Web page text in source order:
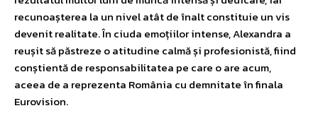
recunoașterea la un nivel atât de înalt constituie un vis
devenit realitate. În ciuda emoțiilor intense, Alexandra a
reușit să păstreze o atitudine calmă și profesionistă, fiind
conștientă de responsabilitatea pe care o are acum,
aceea de a reprezenta România cu demnitate în finala
Eurovision.